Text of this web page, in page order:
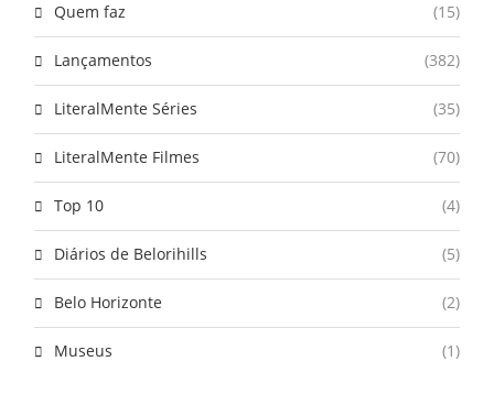
Quem faz (15)
Lançamentos (382)
LiteralMente Séries (35)
LiteralMente Filmes (70)
Top 10 (4)
Diários de Belorihills (5)
Belo Horizonte (2)
Museus (1)